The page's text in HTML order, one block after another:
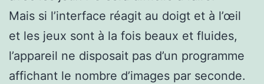
Mais si l’interface réagit au doigt et à l’œil
et les jeux sont à la fois beaux et fluides,
l’appareil ne disposait pas d’un programme
affichant le nombre d’images par seconde.